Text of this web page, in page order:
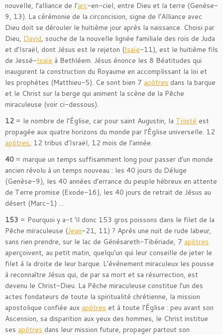
nouvelle, l’alliance de l’arc-en-ciel, entre Dieu et la terre (Genèse-
9, 13). La cérémonie de la circoncision, signe de l’Alliance avec
Dieu doit se dérouler le huitième jour après la naissance. Choisi par
Dieu, David, souche de la nouvelle lignée familiale des rois de Juda
et d’Israël, dont Jésus est le rejeton (Isaïe-11), est le huitième fils
de Jessé-Isaïe à Bethléem. Jésus énonce les 8 Béatitudes qui
inaugurent la construction du Royaume en accomplissant la loi et
les prophètes (Matthieu-5). Ce sont bien 7 apôtres dans la barque
et le Christ sur la berge qui animent la scène de la Pêche
miraculeuse (voir ci-dessous).
12 = le nombre de l’Église, car pour saint Augustin, la Trinité est
propagée aux quatre horizons du monde par l’Église universelle. 12
apôtres, 12 tribus d’Israël, 12 mois de l’année.
40 = marque un temps suffisamment long pour passer d’un monde
ancien révolu à un temps nouveau : les 40 jours du Déluge
(Genèse-9), les 40 années d’errance du peuple hébreux en attente
de Terre promise (Exode-16), les 40 jours de retrait de Jésus au
désert (Marc-1) …
153 = Pourquoi y a-t ‘il donc 153 gros poissons dans le filet de la
Pêche miraculeuse (Jean-21, 11) ? Après une nuit de rude labeur,
sans rien prendre, sur le lac de Génésareth-Tibériade, 7 apôtres
aperçoivent, au petit matin, quelqu’un qui leur conseille de jeter le
filet à la droite de leur barque. L’événement miraculeux les pousse
à reconnaître Jésus qui, de par sa mort et sa résurrection, est
devenu le Christ-Dieu. La Pêche miraculeuse constitue l’un des
actes fondateurs de toute la spiritualité chrétienne, la mission
apostolique confiée aux apôtres et à toute l’Église : peu avant son
Ascension, sa disparition aux yeux des hommes, le Christ institue
ses apôtres dans leur mission future, propager partout son